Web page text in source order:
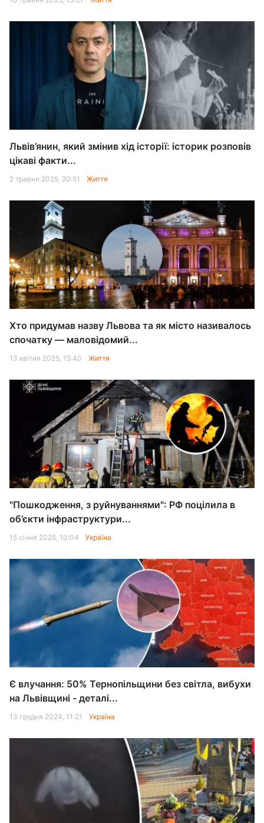
Львів’янин, який змінив хід історії: історик розповів
цікаві факти...
2 травня 2025, 20:51 Життя
Хто придумав назву Львова та як місто називалось
спочатку — маловідомий...
13 квітня 2025, 15:40 Життя
"Пошкодження, з руйнуваннями": РФ поцілила в
об’єкти інфраструктури...
15 січня 2025, 10:04 Україна
Є влучання: 50% Тернопільщини без світла, вибухи
на Львівщині - деталі...
13 грудня 2024, 11:21 Україна